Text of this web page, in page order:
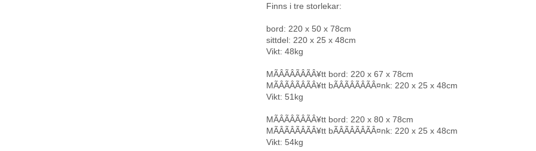
Finns i tre storlekar:
bord: 220 x 50 x 78cm
sittdel: 220 x 25 x 48cm
Vikt: 48kg
MÃÂÃÂÃÂÃÂ¥tt bord: 220 x 67 x 78cm
MÃÂÃÂÃÂÃÂ¥tt bÃÂÃÂÃÂÃÂ¤nk: 220 x 25 x 48cm
Vikt: 51kg
MÃÂÃÂÃÂÃÂ¥tt bord: 220 x 80 x 78cm
MÃÂÃÂÃÂÃÂ¥tt bÃÂÃÂÃÂÃÂ¤nk: 220 x 25 x 48cm
Vikt: 54kg